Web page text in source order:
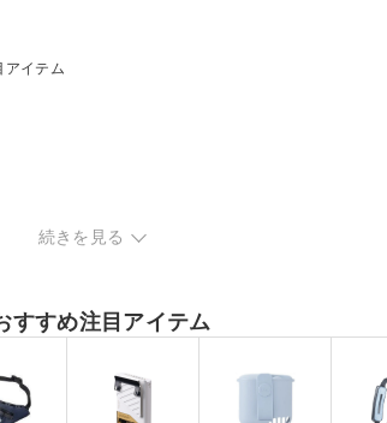
アイテム
続きを見る
すすめ注目アイテム